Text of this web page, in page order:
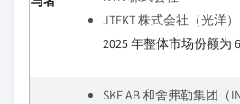
JTEKT 株式会社（光洋）
2025 年整体市场份额为
SKF AB 和舍弗勒集团（